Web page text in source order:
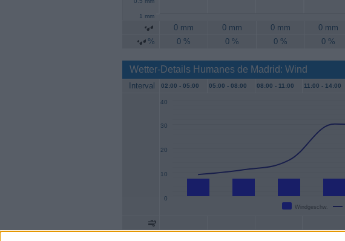
1 mm
0 mm 0 mm 0 mm 0 mm
%
0 % 0 % 0 % 0 %
Wetter-Details Humanes de Madrid: Wind
Interval 02:00 - 05:00 05:00 - 08:00 08:00 - 11:00 11:00 - 14:00
Windgeschw.
0
10
20
30
40